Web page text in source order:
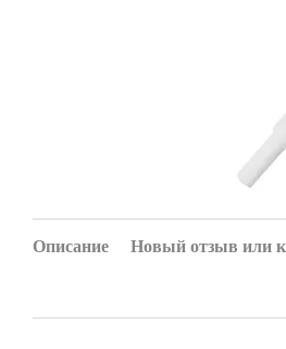
Описание Новый отзыв или